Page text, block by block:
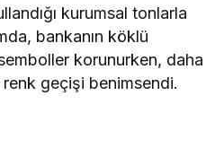
kurumsal tonlarla
bankanın köklü
korunurken, daha
geçişi benimsendi.